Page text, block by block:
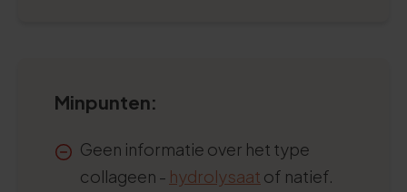
Minpunten:
Geen informatie over het type
collageen - hydrolysaat of natief.